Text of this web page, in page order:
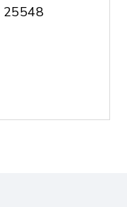
25548